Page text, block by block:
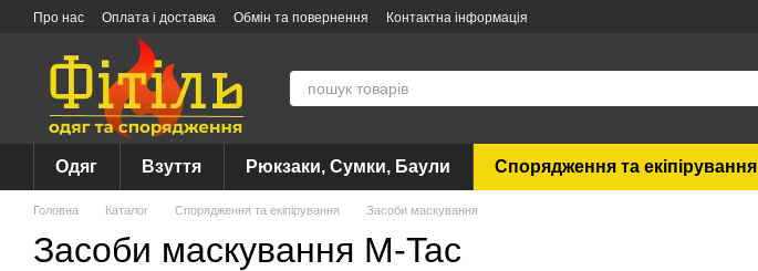
Перейти до основного контенту
Про нас Оплата і доставка Обмін та повернення Контактна інформація
Одяг Взуття Рюкзаки, Сумки, Баули Спорядження та екіпірування
Головна Каталог Спорядження та екіпірування Засоби маскування
Засоби маскування M-Tac